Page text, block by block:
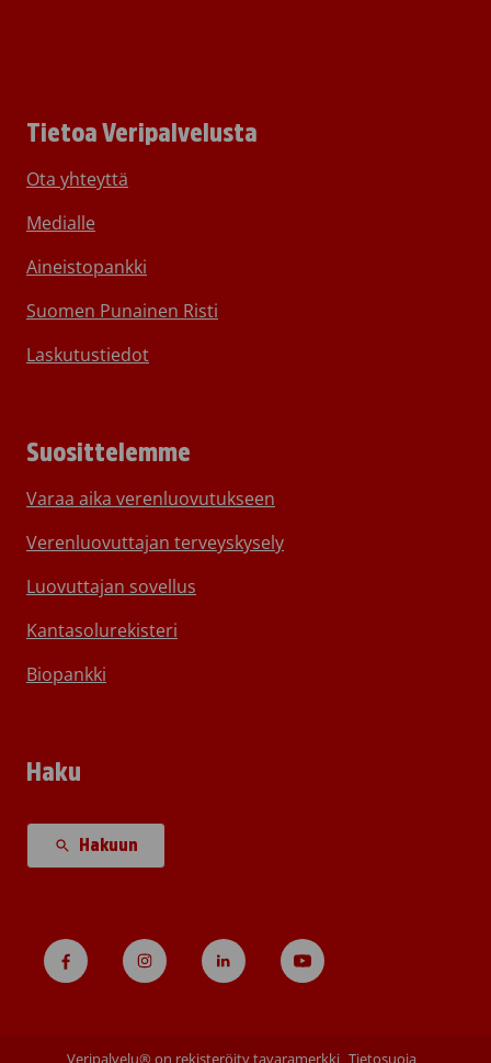
Tietoa Veripalvelusta
Ota yhteyttä
Medialle
Aineistopankki
Suomen Punainen Risti
Laskutustiedot
Suosittelemme
Varaa aika verenluovutukseen
Verenluovuttajan terveyskysely
Luovuttajan sovellus
Kantasolurekisteri
Biopankki
Haku
Hakuun
Veripalvelu® on rekisteröity tavaramerkki Tietosuoja